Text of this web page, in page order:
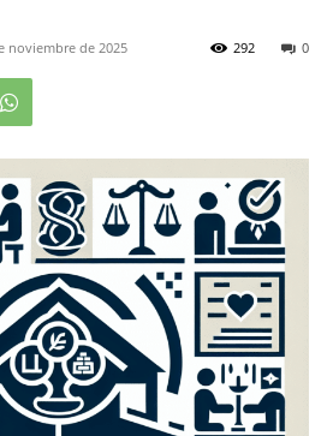
noviembre de 2025 0
292